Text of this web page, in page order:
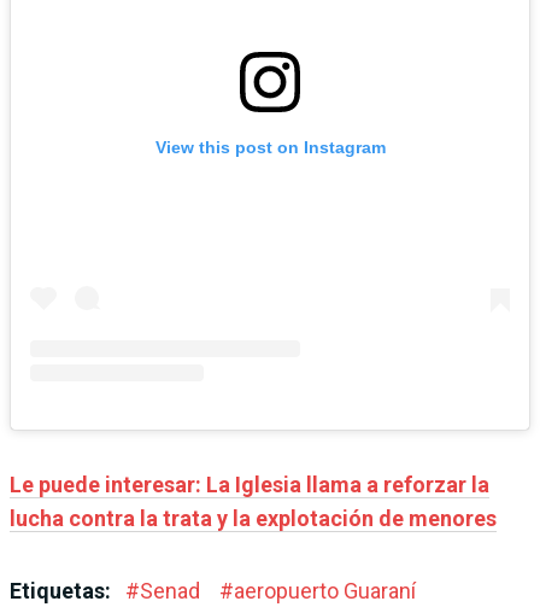
View this post on Instagram
Le puede interesar: La Iglesia llama a reforzar la
lucha contra la trata y la explotación de menores
Etiquetas: #Senad #aeropuerto Guaraní